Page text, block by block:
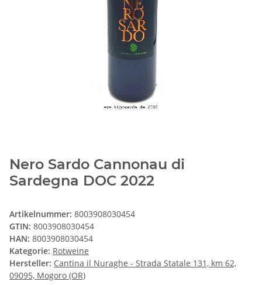
Nero Sardo Cannonau di
Sardegna DOC 2022
Artikelnummer: 8003908030454
GTIN: 8003908030454
HAN: 8003908030454
Kategorie: Rotweine
Hersteller: Cantina il Nuraghe - Strada Statale 131, km 62,
09095, Mogoro (OR)